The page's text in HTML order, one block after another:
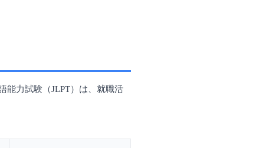
能力試験（JLPT）は、就職活